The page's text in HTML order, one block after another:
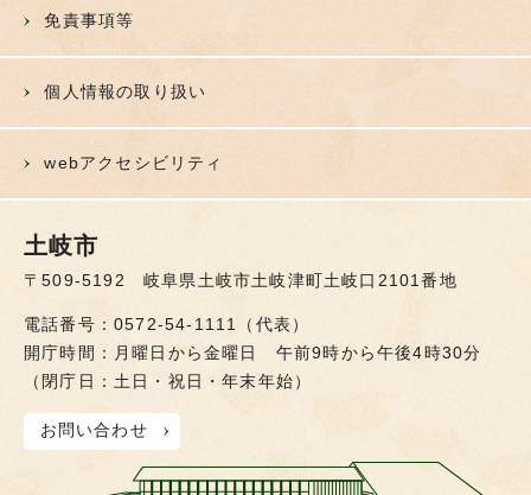
免責事項等
個人情報の取り扱い
webアクセシビリティ
土岐市
〒509-5192 岐阜県土岐市土岐津町土岐口2101番地
電話番号：0572-54-1111（代表）
開庁時間：月曜日から金曜日 午前9時から午後4時30分
（閉庁日：土日・祝日・年末年始）
お問い合わせ